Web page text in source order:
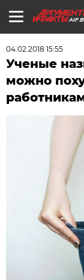
04.02.2018 15:55
Ученые
можно